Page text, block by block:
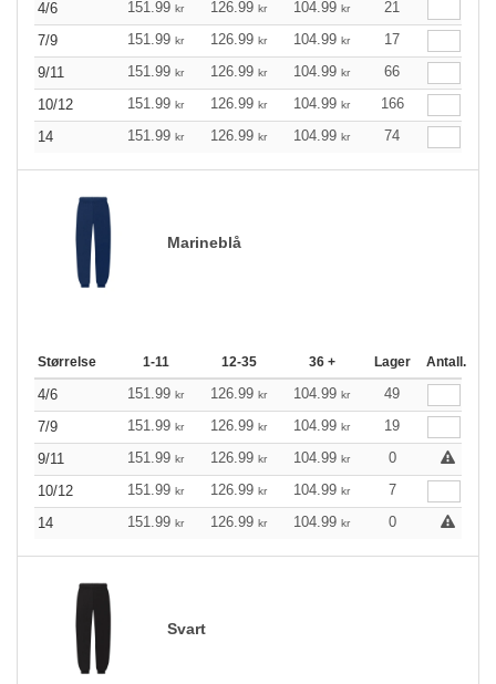
4/6 151.99 kr 126.99 kr 104.99 kr
21
7/9
151.99 kr 126.99 kr 104.99 kr
17
9/11
151.99 kr 126.99 kr 104.99 kr
66
10/12
151.99 kr 126.99 kr 104.99 kr
166
14
151.99 kr 126.99 kr 104.99 kr 74
Marineblå
Størrelse 1-11 12-35 36 + Lager Antall.
4/6 151.99 kr 126.99 kr 104.99 kr
49
7/9
151.99 kr 126.99 kr 104.99 kr
19
9/11
151.99 kr 126.99 kr 104.99 kr
0
10/12
151.99 kr 126.99 kr 104.99 kr
7
14
151.99 kr 126.99 kr 104.99 kr 0
Svart